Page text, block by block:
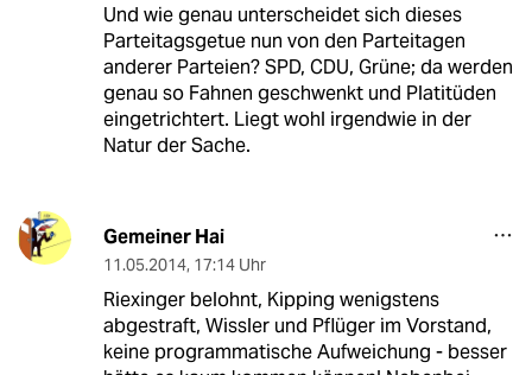
Und wie genau unterscheidet sich dieses
Parteitagsgetue nun von den Parteitagen
anderer Parteien? SPD, CDU, Grüne; da werden
genau so Fahnen geschwenkt und Platitüden
eingetrichtert. Liegt wohl irgendwie in der
Natur der Sache.
Gemeiner Hai
11.05.2014, 17:14 Uhr
Riexinger belohnt, Kipping wenigstens
abgestraft, Wissler und Pflüger im Vorstand,
keine programmatische Aufweichung - besser